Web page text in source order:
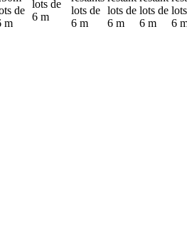
de
m
lots de
6 m
lots de
6 m
lots de
6 m
lots de
6 m
6